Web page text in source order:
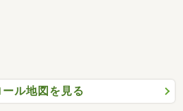
ール地図を見る